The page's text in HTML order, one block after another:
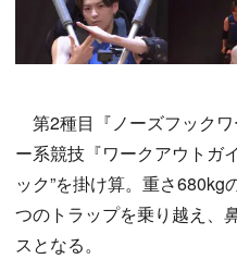
第2種目『ノーズフック
ー系競技『ワークアウトガ
ック”を掛け算。重さ
つのトラップを乗り越え、
スとなる。